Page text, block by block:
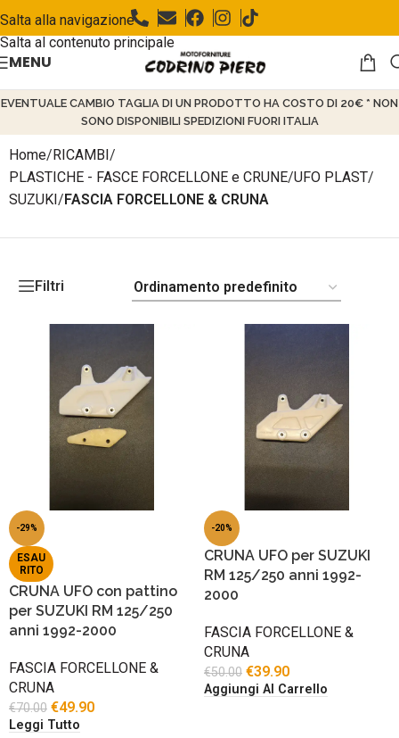
Salta alla navigazione
Salta al contenuto principale
MENU
EVENTUALE CAMBIO TAGLIA DI UN PRODOTTO HA COSTO DI 20€ * NON
SONO DISPONIBILI SPEDIZIONI FUORI ITALIA
Home/RICAMBI/
PLASTICHE - FASCE FORCELLONE e CRUNE/UFO PLAST/
SUZUKI/FASCIA FORCELLONE & CRUNA
Filtri
-29%
ESAU
RITO
CRUNA UFO con pattino
per SUZUKI RM 125/250
anni 1992-2000
FASCIA FORCELLONE &
CRUNA
€70.00 €49.90
Leggi Tutto
-20%
CRUNA UFO per SUZUKI
RM 125/250 anni 1992-
2000
FASCIA FORCELLONE &
CRUNA
€50.00 €39.90
Aggiungi Al Carrello